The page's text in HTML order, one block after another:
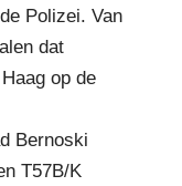
Polizei. Van
dat
op de
Bernoski
T57B/K